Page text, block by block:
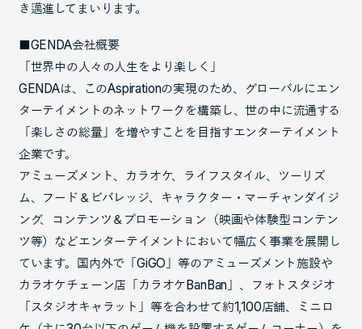
き邁進してまいります。
■GENDA会社概要
「世界中の人々の人生をより楽しく」
GENDAは、このAspirationの実現のため、グローバルにエン
ターテイメントのネットワークを構築し、世の中に流通する
「楽しさの総量」を増やすことを目指すエンターテイメント
企業です。
アミューズメント、カラオケ、ライフスタイル、ツーリズ
ム、フード＆ビバレッジ、キャラクター・マーチャンダイジ
ング、コンテンツ＆プロモーション（映画や体験型コンテン
ツ等）などエンターテイメントにおいて幅広く事業を展開し
ています。国内外で「GiGO」等のアミューズメント施設や
カラオケチェーン店「カラオケBanBan」、フォトスタジオ
「スタジオキャラット」等を合わせて約1,100店舗、ミニロ